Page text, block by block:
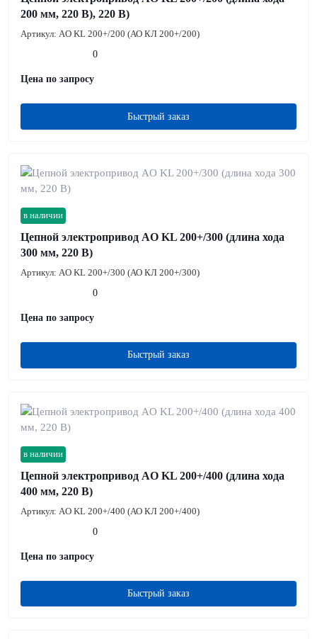
200 мм, 220 В), 220 В)
Артикул: AO KL 200+/200 (АО КЛ 200+/200)
0
Цена по запросу
Быстрый заказ
в наличии
Цепной электропривод AO KL 200+/300 (длина хода
300 мм, 220 В)
Артикул: AO KL 200+/300 (АО КЛ 200+/300)
0
Цена по запросу
Быстрый заказ
в наличии
Цепной электропривод AO KL 200+/400 (длина хода
400 мм, 220 В)
Артикул: AO KL 200+/400 (АО КЛ 200+/400)
0
Цена по запросу
Быстрый заказ